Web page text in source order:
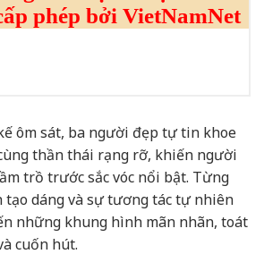
ôm sát, ba người đẹp tự tin khoe
thần thái rạng rỡ, khiến người
trồ trước sắc vóc nổi bật. Từng
tạo dáng và sự tương tác tự nhiên
những khung hình mãn nhãn, toát
cuốn hút.